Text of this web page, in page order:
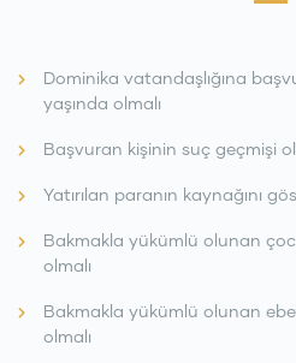
Dominika vatandaşlığına
yaşında olmalı
Başvuran kişinin suç geçmişi
Yatırılan paranın kaynağını
Bakmakla yükümlü olunan
olmalı
Bakmakla yükümlü olunan
olmalı